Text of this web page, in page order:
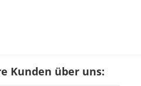
Kunden über uns: